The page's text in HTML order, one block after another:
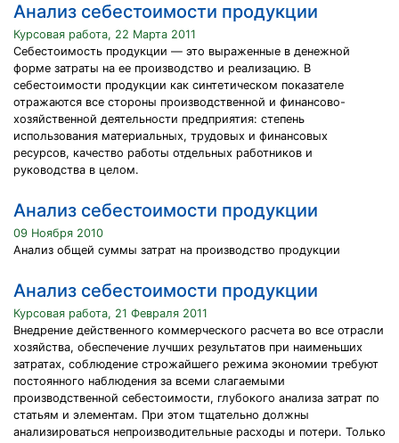
Анализ себестоимости продукции
Курсовая работа, 22 Марта 2011
Себестоимость продукции — это выраженные в денежной
форме затраты на ее производство и реализацию. В
себестоимости продукции как синтетическом показателе
отражаются все стороны производственной и финансово-
хозяйственной деятельности предприятия: степень
использования материальных, трудовых и финансовых
ресурсов, качество работы отдельных работников и
руководства в целом.
Анализ себестоимости продукции
09 Ноября 2010
Анализ общей суммы затрат на производство продукции
Анализ себестоимости продукции
Курсовая работа, 21 Февраля 2011
Внедрение действенного коммерческого расчета во все отрасли
хозяйства, обеспечение лучших результатов при наименьших
затратах, соблюдение строжайшего режима экономии требуют
постоянного наблюдения за всеми слагаемыми
производственной себестоимости, глубокого анализа затрат по
статьям и элементам. При этом тщательно должны
анализироваться непроизводительные расходы и потери. Только